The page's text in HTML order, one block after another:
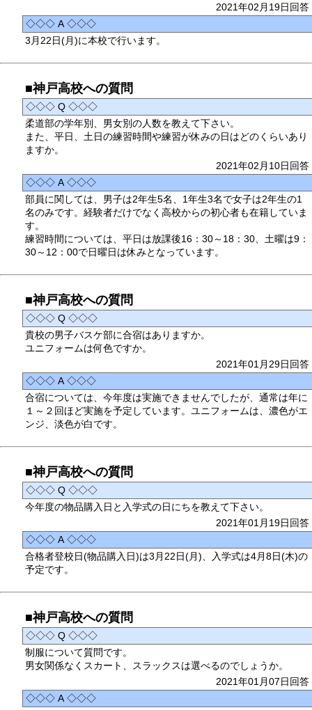
2021年02月19日回答
◇◇◇ A ◇◇◇
3月22日(月)に本校で行います。
■神戸高校への質問
◇◇◇ Q ◇◇◇
柔道部の学年別、男女別の人数を教えて下さい。
また、平日、土日の練習時間や練習が休みの日はどのくらいあり
ますか。
2021年02月10日回答
◇◇◇ A ◇◇◇
部員に関しては、男子は2年生5名、1年生3名で女子は2年生の1
名のみです。経験者だけでなく高校からの初心者も在籍していま
す。
練習時間については、平日は放課後16：30～18：30、土曜は9：
30～12：00で日曜日は休みとなっています。
■神戸高校への質問
◇◇◇ Q ◇◇◇
貴校の男子バスケ部に合宿はありますか。
ユニフォームは何色ですか。
2021年01月29日回答
◇◇◇ A ◇◇◇
合宿については、今年度は実施できませんでしたが、通常は年に
１～２回ほど実施を予定しています。ユニフォームは、濃色がエ
ンジ、淡色が白です。
■神戸高校への質問
◇◇◇ Q ◇◇◇
今年度の物品購入日と入学式の日にちを教えて下さい。
2021年01月19日回答
◇◇◇ A ◇◇◇
合格者登校日(物品購入日)は3月22日(月)、入学式は4月8日(木)の
予定です。
■神戸高校への質問
◇◇◇ Q ◇◇◇
制服について質問です。
男女関係なくスカート、スラックスは選べるのでしょうか。
2021年01月07日回答
◇◇◇ A ◇◇◇